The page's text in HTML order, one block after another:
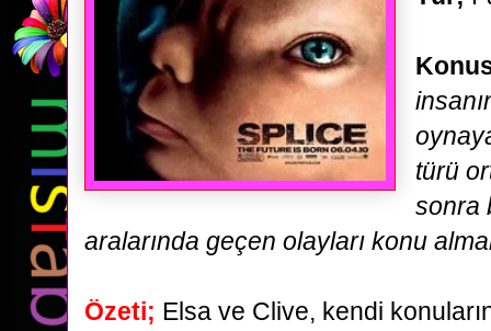
türü
sonra
aralarında geçen olayları konu
Özeti; Elsa ve Clive, kendi